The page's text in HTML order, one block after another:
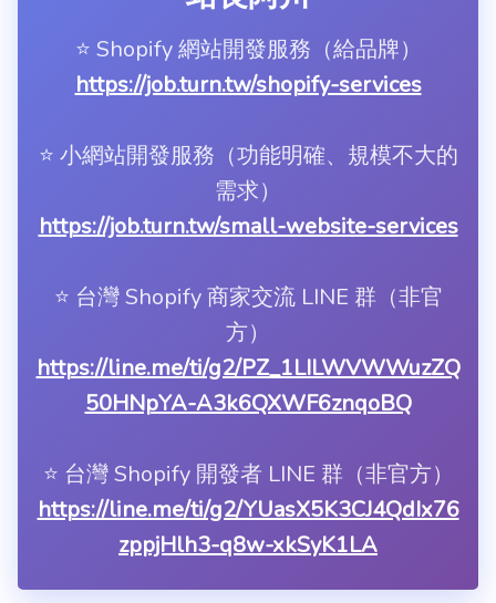
⭐️ Shopify 網站開發服務（給品牌）
https://job.turn.tw/shopify-services
⭐️ 小網站開發服務（功能明確、規模不大的
需求）
https://job.turn.tw/small-website-services
⭐️ 台灣 Shopify 商家交流 LINE 群（非官
方）
https://line.me/ti/g2/PZ_1LILWVWWuzZQ
50HNpYA-A3k6QXWF6znqoBQ
⭐️ 台灣 Shopify 開發者 LINE 群（非官方）
https://line.me/ti/g2/YUasX5K3CJ4QdIx76
zppjHlh3-q8w-xkSyK1LA